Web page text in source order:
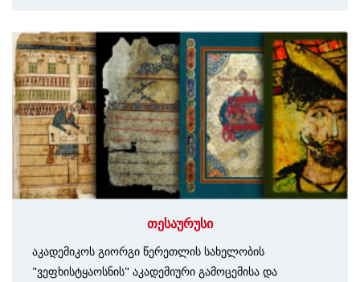
თესაურუსი
აკადემიკოს გიორგი წერეთლის სახელობის
"ვეფხისტყაოსნის" აკადემიური გამოცემისა და